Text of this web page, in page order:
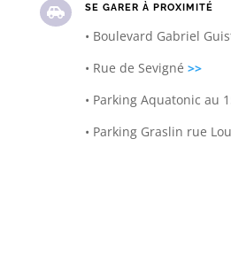
 SE GARER À PROXIMITÉ
• Boulevard Gabriel
• Rue de Sevigné >>
• Parking Aquatonic au
• Parking Graslin rue